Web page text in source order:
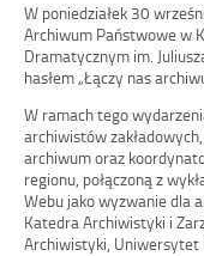
W poniedziałek 30
Archiwum Państwowe w
Dramatycznym im.
hasłem „Łączy nas
W ramach tego
archiwistów
archiwum oraz
regionu, połączoną z
Webu jako wyzwanie dla
Katedra Archiwistyki i
Archiwistyki, Uniwersytet